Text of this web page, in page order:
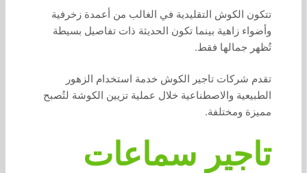
تتكون الكوش التقليدية في الغالب من أعمدة زخرفية
وأضواء زاهية بينما تكون الحديثة ذات تفاصيل بسيطة
تُظهر جمالها فقط.
تقدم شركات تاجير الكوش خدمة استخدام الزهور
الطبيعية والاصطناعية خلال عملية تزيين الكوشة لتُصبح
مميزة ومختلفة.
تاجير سماعات